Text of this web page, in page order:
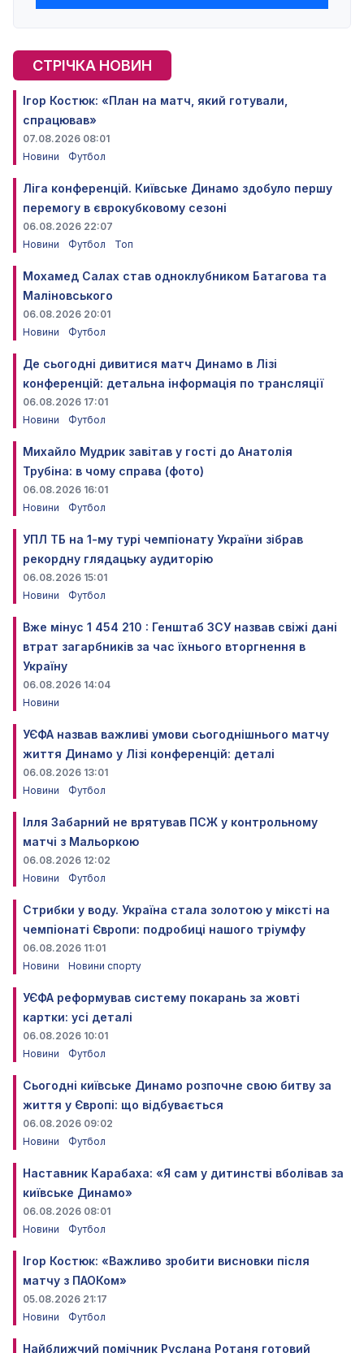
СТРІЧКА НОВИН
Ігор Костюк: «План на матч, який готували,
спрацював»
07.08.2026 08:01
Новини
Футбол
Ліга конференцій. Київське Динамо здобуло першу
перемогу в єврокубковому сезоні
06.08.2026 22:07
Новини
Футбол Топ
Мохамед Салах став одноклубником Батагова та
Маліновського
06.08.2026 20:01
Новини
Футбол
Де сьогодні дивитися матч Динамо в Лізі
конференцій: детальна інформація по трансляції
06.08.2026 17:01
Новини
Футбол
Михайло Мудрик завітав у гості до Анатолія
Трубіна: в чому справа (фото)
06.08.2026 16:01
Новини
Футбол
УПЛ ТБ на 1-му турі чемпіонату України зібрав
рекордну глядацьку аудиторію
06.08.2026 15:01
Новини
Футбол
Вже мінус 1 454 210 : Генштаб ЗСУ назвав свіжі дані
втрат загарбників за час їхнього вторгнення в
Україну
06.08.2026 14:04
Новини
УЄФА назвав важливі умови сьогоднішнього матчу
життя Динамо у Лізі конференцій: деталі
06.08.2026 13:01
Новини
Футбол
Ілля Забарний не врятував ПСЖ у контрольному
матчі з Мальоркою
06.08.2026 12:02
Новини
Футбол
Стрибки у воду. Україна стала золотою у міксті на
чемпіонаті Європи: подробиці нашого тріумфу
06.08.2026 11:01
Новини
Новини спорту
УЄФА реформував систему покарань за жовті
картки: усі деталі
06.08.2026 10:01
Новини
Футбол
Сьогодні київське Динамо розпочне свою битву за
життя у Європі: що відбувається
06.08.2026 09:02
Новини
Футбол
Наставник Карабаха: «Я сам у дитинстві вболівав за
київське Динамо»
06.08.2026 08:01
Новини
Футбол
Ігор Костюк: «Важливо зробити висновки після
матчу з ПАОКом»
05.08.2026 21:17
Новини
Футбол
Найближчий помічник Руслана Ротаня готовий